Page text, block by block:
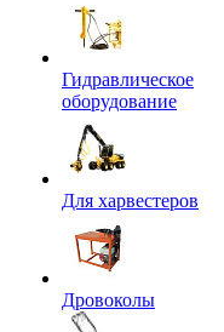
Гидравлическое
оборудование
Для харвестеров
Дровоколы